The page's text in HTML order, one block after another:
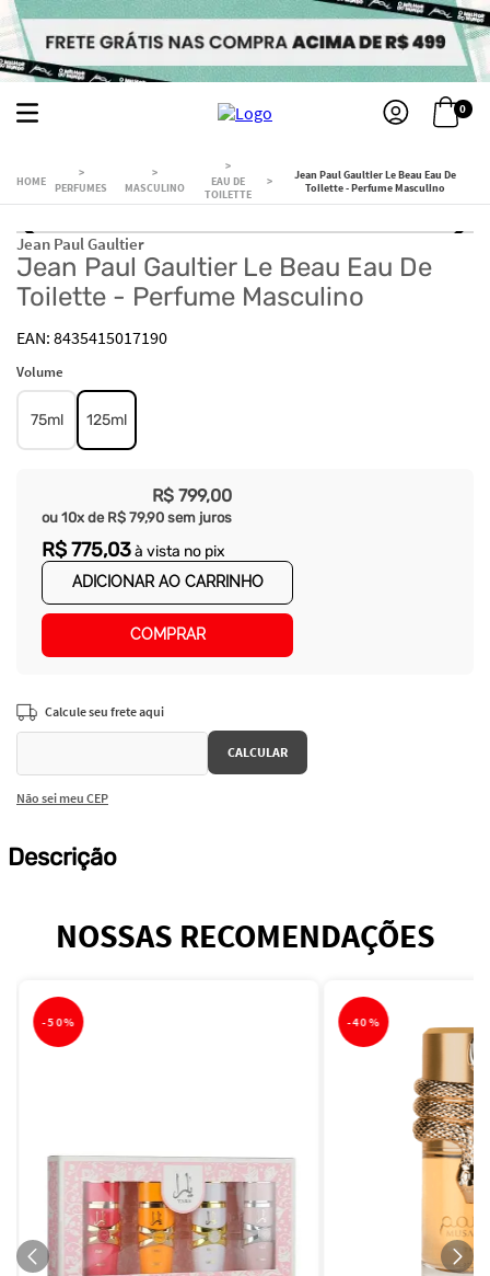
0
PERFUMES MASCULINO
EAU DE
TOILETTE
Jean Paul Gaultier Le Beau Eau De
Toilette - Perfume Masculino
Jean Paul Gaultier
Jean Paul Gaultier Le Beau Eau De
Toilette - Perfume Masculino
8435415017190
Volume
75ml 125ml
R$ 799,00
ou 10x de R$ 79,90 sem juros
R$775,03à vista no pix
ADICIONAR AO CARRINHO
COMPRAR
Não sei meu CEP
Descrição
NOSSAS RECOMENDAÇÕES
-50% -40%